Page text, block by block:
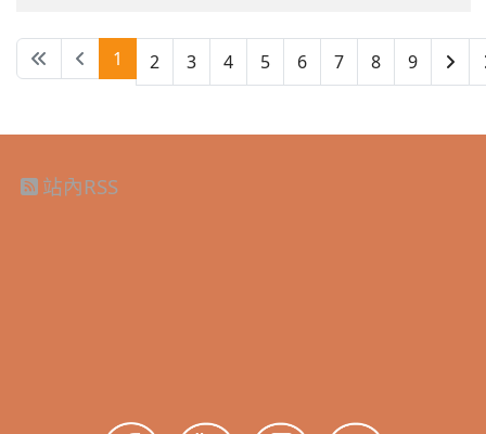
第 1 頁，共 9 頁
1 2 3 4 5 6 7 8 9
站內RSS